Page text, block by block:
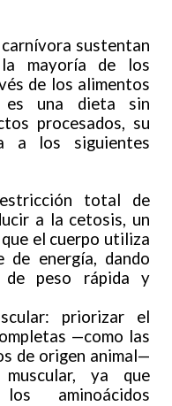
sustentan
mayoría de los
de los alimentos
es una dieta sin
procesados, su
a los siguientes
total de
a la cetosis, un
el cuerpo utiliza
de energía, dando
de peso rápida y
priorizar el
—como las
de origen animal—
ya que
aminoácidos